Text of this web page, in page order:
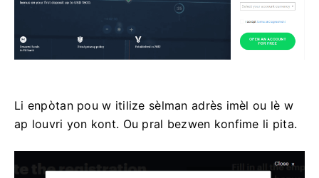
Li enpòtan pou w itilize sèlman adrès imèl ou lè w
ap louvri yon kont. Ou pral bezwen konfime li pita.